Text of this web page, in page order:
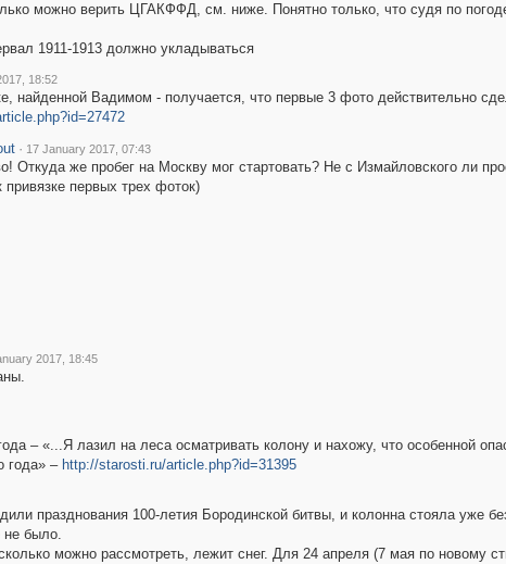
можно верить ЦГАКФФД, см. ниже. Понятно только, что судя по
1911-1913 должно укладываться
18:52
найденной Вадимом - получается, что первые 3 фото действительно
· 17 January 2017, 07:43
Откуда же пробег на Москву мог стартовать? Не с Измайловского ли
привязке первых трех фоток)
2017, 18:45
– «...Я лазил на леса осматривать колону и нахожу, что особенной
года» – http://starosti.ru/article.php?id=31395
празднования 100-летия Бородинской битвы, и колонна стояла уже
не было.
можно рассмотреть, лежит снег. Для 24 апреля (7 мая по новому